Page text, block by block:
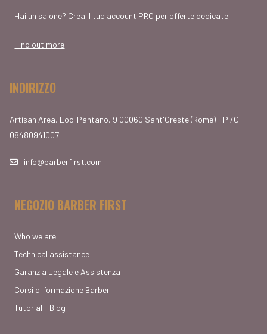
Hai un salone? Crea il tuo account PRO per offerte dedicate
Find out more
INDIRIZZO
Artisan Area, Loc. Pantano, 9 00060 Sant'Oreste (Rome) - PI/CF
08480941007
info@barberfirst.com
NEGOZIO BARBER FIRST
Who we are
Technical assistance
Garanzia Legale e Assistenza
Corsi di formazione Barber
Tutorial - Blog